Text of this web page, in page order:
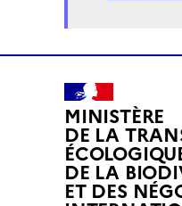
MINISTÈRE
DE LA
DE LA
ET DES